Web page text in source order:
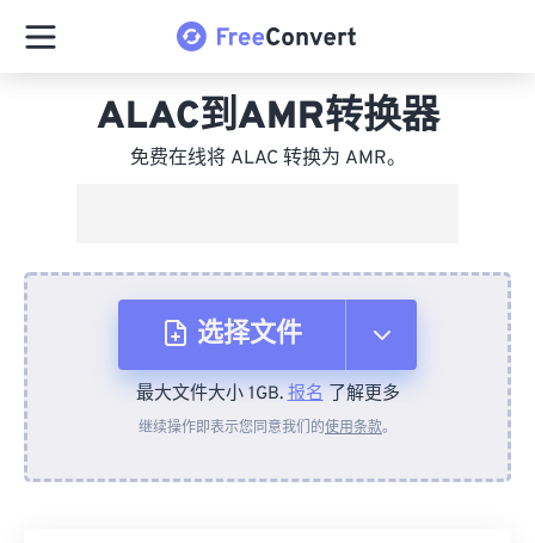
ALAC到AMR转换器
免费在线将 ALAC 转换为 AMR。
选择文件
从设备
最大文件大小 1GB.报名了解更多
继续操作即表示您同意我们的使用条款。